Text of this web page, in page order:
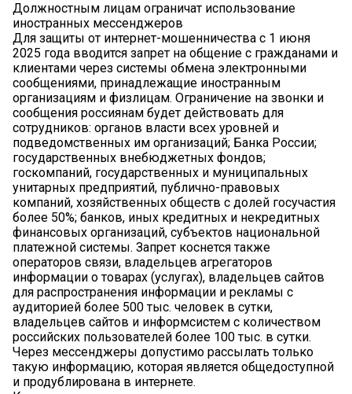
Должностным лицам ограничат использование
иностранных мессенджеров
Для защиты от интернет-мошенничества с 1 июня
2025 года вводится запрет на общение с гражданами и
клиентами через системы обмена электронными
сообщениями, принадлежащие иностранным
организациям и физлицам. Ограничение на звонки и
сообщения россиянам будет действовать для
сотрудников: органов власти всех уровней и
подведомственных им организаций; Банка России;
государственных внебюджетных фондов;
госкомпаний, государственных и муниципальных
унитарных предприятий, публично-правовых
компаний, хозяйственных обществ с долей госучастия
более 50%; банков, иных кредитных и некредитных
финансовых организаций, субъектов национальной
платежной системы. Запрет коснется также
операторов связи, владельцев агрегаторов
информации о товарах (услугах), владельцев сайтов
для распространения информации и рекламы с
аудиторией более 500 тыс. человек в сутки,
владельцев сайтов и информсистем с количеством
российских пользователей более 100 тыс. в сутки.
Через мессенджеры допустимо рассылать только
такую информацию, которая является общедоступной
и продублирована в интернете.